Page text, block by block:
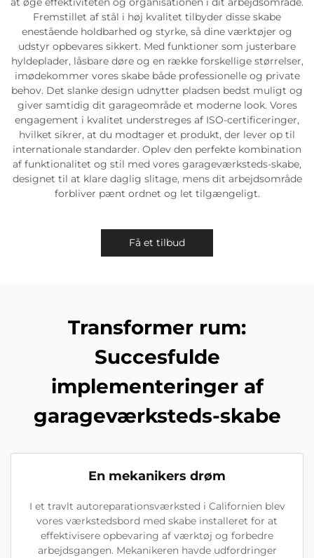
Fremstillet af stål i høj kvalitet tilbyder disse skabe
enestående holdbarhed og styrke, så dine værktøjer og
udstyr opbevares sikkert. Med funktioner som justerbare
hyldeplader, låsbare døre og en række forskellige størrelser,
imødekommer vores skabe både professionelle og private
behov. Det slanke design udnytter pladsen bedst muligt og
giver samtidig dit garageområde et moderne look. Vores
engagement i kvalitet understreges af ISO-certificeringer,
hvilket sikrer, at du modtager et produkt, der lever op til
internationale standarder. Oplev den perfekte kombination
af funktionalitet og stil med vores garageværksteds-skabe,
designet til at klare daglig slitage, mens dit arbejdsområde
forbliver pænt ordnet og let tilgængeligt.
Få et tilbud
Transformer rum:
Succesfulde
implementeringer af
garageværksteds-skabe
En mekanikers drøm
I et travlt autoreparationsværksted i Californien blev
vores værkstedsbord med skabe installeret for at
effektivisere opbevaring af værktøj og forbedre
arbejdsgangen. Mekanikeren havde udfordringer